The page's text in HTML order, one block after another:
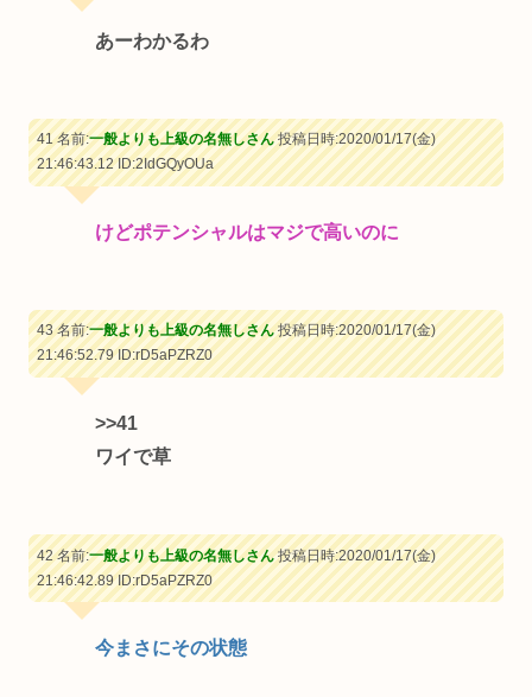
あーわかるわ
41 名前:一般よりも上級の名無しさん投稿日時:2020/01/17(金)
21:46:43.12ID:2IdGQyOUa
けどポテンシャルはマジで高いのに
43 名前:一般よりも上級の名無しさん投稿日時:2020/01/17(金)
21:46:52.79ID:rD5aPZRZ0
>>41
ワイで草
42 名前:一般よりも上級の名無しさん投稿日時:2020/01/17(金)
21:46:42.89ID:rD5aPZRZ0
今まさにその状態